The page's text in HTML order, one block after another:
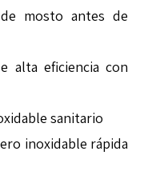
mosto antes de
alta eficiencia con
sanitario
inoxidable rápida